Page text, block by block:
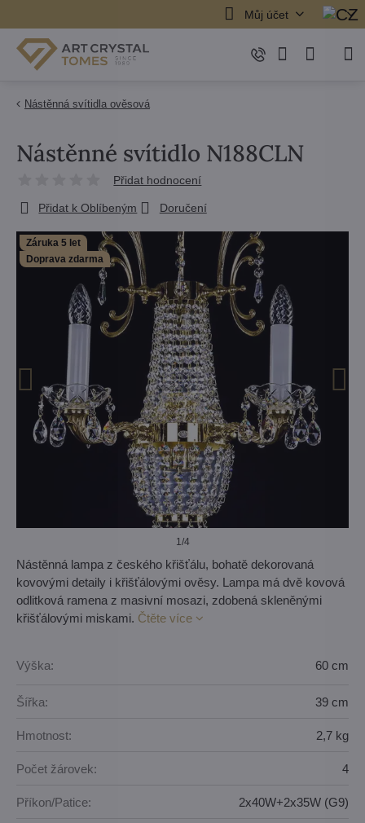
Můj účet
Nástěnná svítidla ověsová
Záruka 5 let
Doprava zdarma
1/4
Nástěnné svítidlo N188CLN
Přidat hodnocení
Přidat k Oblíbeným Doručení
Nástěnná lampa z českého křišťálu, bohatě dekorovaná
kovovými detaily i křišťálovými ověsy. Lampa má dvě kovová
odlitková ramena z masivní mosazi, zdobená skleněnými
křišťálovými miskami. Čtěte více
Výška: 60 cm
Šířka: 39 cm
Hmotnost: 2,7 kg
Počet žárovek: 4
Příkon/Patice: 2x40W+2x35W (G9)